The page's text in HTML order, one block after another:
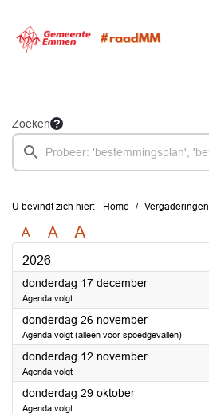
Zoeken
U bevindt zich hier: Home Vergaderingen
A A A
2026
donderdag 17 december2026
Agenda volgt
donderdag 26 november2026
Agenda volgt (alleen voor spoedgevallen)
donderdag 12 november2026
Agenda volgt
donderdag 29 oktober2026
Agenda volgt